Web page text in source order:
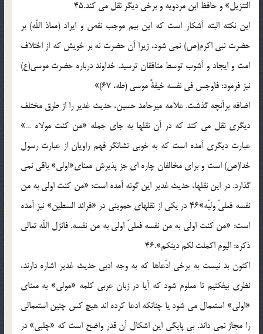
التنزيل» و حافظ ابن مردويه و برخى ديگر نقل مى كند.45
اين نكته البته آشكار است كه اين بيم موجب نقص و ايراد (معاذ اللّه) بر
حضرت نبى اكرم(ص) نمى شود، زيرا آن حضرت نه بر خويش كه از اختلاف
امت و ايجاد و آشوب توسط منافقان ترسيد. خداوند درباره حضرت موسى(ع)
نيز فرمود: فاوجس فى نفسه خيفةً موسى (طه، 67)»
اضافه برآنچه گذشت. علامه ميرحامد حسين، حديث غدير را از طرق مختلف
ديگرى نقل مى كند كه در آن نقلها به جاى جمله «من كنت مولاه …»
عبارت ديگرى آمده است كه به خوبى نشانگر فهم راويان از عبارت رسول
خدا(ص) است و براى مخالفان چاره اى جز پذيرش معناى«اولى» باقى نمى
گذارد. در اين نقلها، حديث غدير اين گونه آمده است: «من كنت اولى به من
نفسه فعلىّ وليّه»46 در يكى از نقلهاى حموينى در «فرائد السطين» نيز آمده
است: «من كنت اولى به من نفسه فعلىّ اولى به من نفسه. فانزل اللّه تعالى
ذكره: اليوم اكملت لكم دينكم».46
اكنون بد نيست به برخى ادّعاها كه به وجه ادبى حديث غدير اشاره دارند،
نظرى بيفكنيم تا معلوم شود كه آيا در زبان عربى كلمه «مولى» به معناى
«اولى» استعمال مى شود يا چنانكه ادعا كرده اند هيچ كس چنين استعمالى
را مجاز نمى داند. بى پايگى اين اشكال آن قدر واضح است كه «چلبى» در